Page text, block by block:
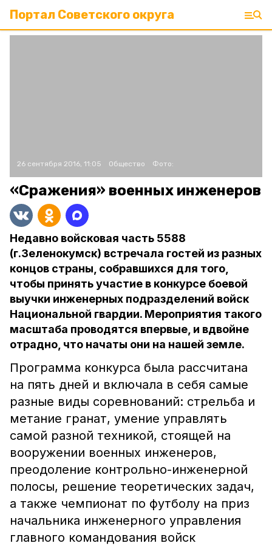
Портал Советского округа
26 сентября 2016, 11:05 Общество Фото:
«Сражения» военных инженеров
Недавно войсковая часть 5588
(г.Зеленокумск) встречала гостей из разных
концов страны, собравшихся для того,
чтобы принять участие в конкурсе боевой
выучки инженерных подразделений войск
Национальной гвардии. Мероприятия такого
масштаба проводятся впервые, и вдвойне
отрадно, что начаты они на нашей земле.
Программа конкурса была рассчитана
на пять дней и включала в себя самые
разные виды соревнований: стрельба и
метание гранат, умение управлять
самой разной техникой, стоящей на
вооружении военных инженеров,
преодоление контрольно-инженерной
полосы, решение теоретических задач,
а также чемпионат по футболу на приз
начальника инженерного управления
главного командования войск